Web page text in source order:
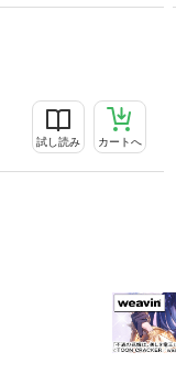
試し読み カートへ